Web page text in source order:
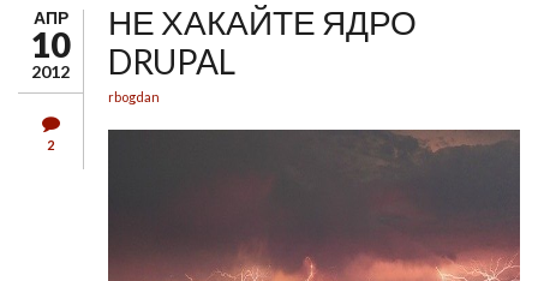
АПР
10
2012
2
НЕ ХАКАЙТЕ ЯДРО
DRUPAL
rbogdan